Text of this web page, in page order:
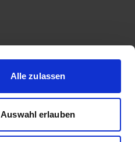
Alle zulassen
Auswahl erlauben